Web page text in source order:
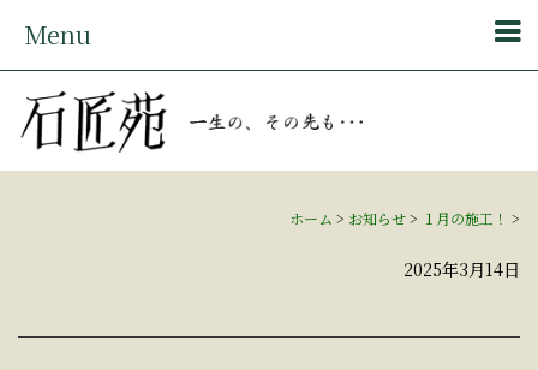
Menu
ホーム > お知らせ> １月の施工！ >
2025年3月14日